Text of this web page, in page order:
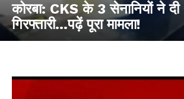
कोरबा: CKS के 3 सेनानियों ने
गिरफ्तारी…पढ़ें पूरा मामला!